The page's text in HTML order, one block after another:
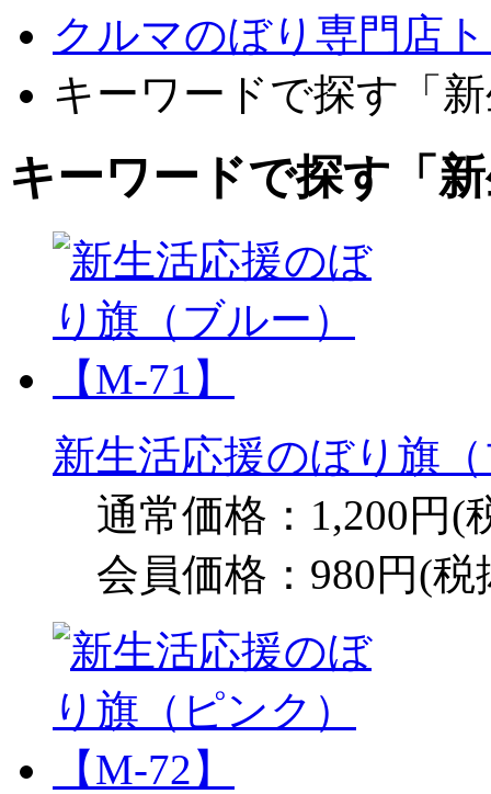
クルマのぼり専門店
キーワードで探す「
キーワードで探す「
新生活応援のぼり旗
通常価格：1,200円(
会員価格：980円(税